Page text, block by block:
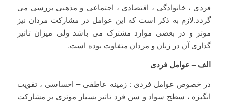
فردی ، خانوادگی ، اقتصادی ، اجتماعی و مذهبی بررسی می
گردد.لازم به ذکر است که این عوامل در مشارکت مردان نیز
موثر و در بعضی موارد مشترک می باشد ولی میزان تاثیر
گذاری آن در زنان و مردان متفاوت بوده است.
الف–عوامل فردی
در خصوص عوامل فردی : زمینه عاطفی – احساسی ، تقویت
انگیزه ، سطح سواد و سن فرد تاثیر بسیار موثری بر مشارکت